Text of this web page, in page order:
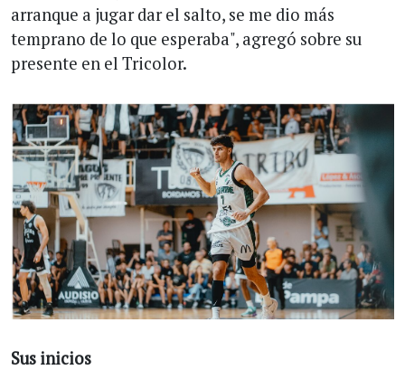
arranque a jugar dar el salto, se me dio más
temprano de lo que esperaba", agregó sobre su
presente en el Tricolor.
Sus inicios